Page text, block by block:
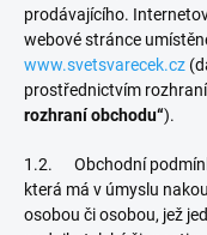
prodávajícího.
webové stránce
www.svetsvarecek.cz
prostřednictvím
rozhraní obchodu“).
1.2. Obchodní
která má v úmyslu
osobou či osobou, jež